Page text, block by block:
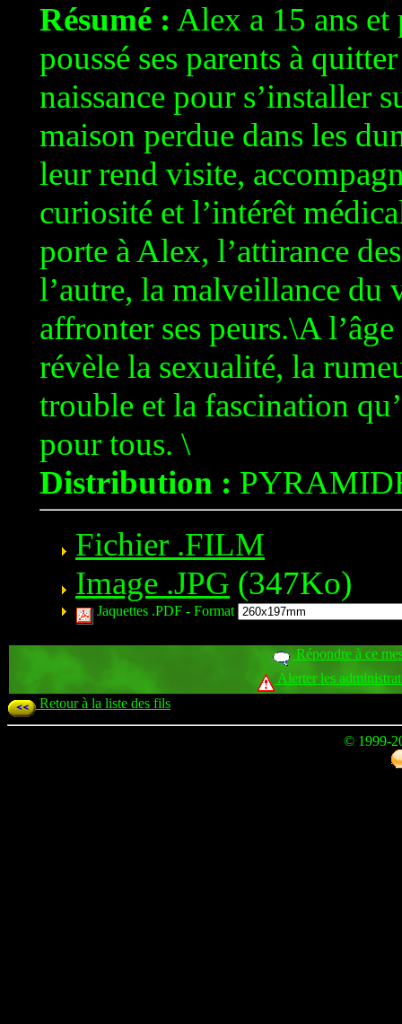
Résumé : Alex a 15 ans et
poussé ses parents à
naissance pour s’installer
maison perdue dans les
leur rend visite,
curiosité et l’intérêt
porte à Alex, l’attirance
l’autre, la malveillance du
affronter ses peurs.\A
révèle la sexualité, la
trouble et la fascination
pour tous. \
Distribution :
Fichier .FILM
Image .JPG (347Ko)
Jaquettes .PDF - Format
Répondre à ce
Alerter les
Retour à la liste des fils
© 1999-